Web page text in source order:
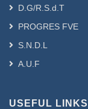
D.G/R.S.d.T
PROGRES FVE
S.N.D.L
A.U.F
USEFUL LINKS